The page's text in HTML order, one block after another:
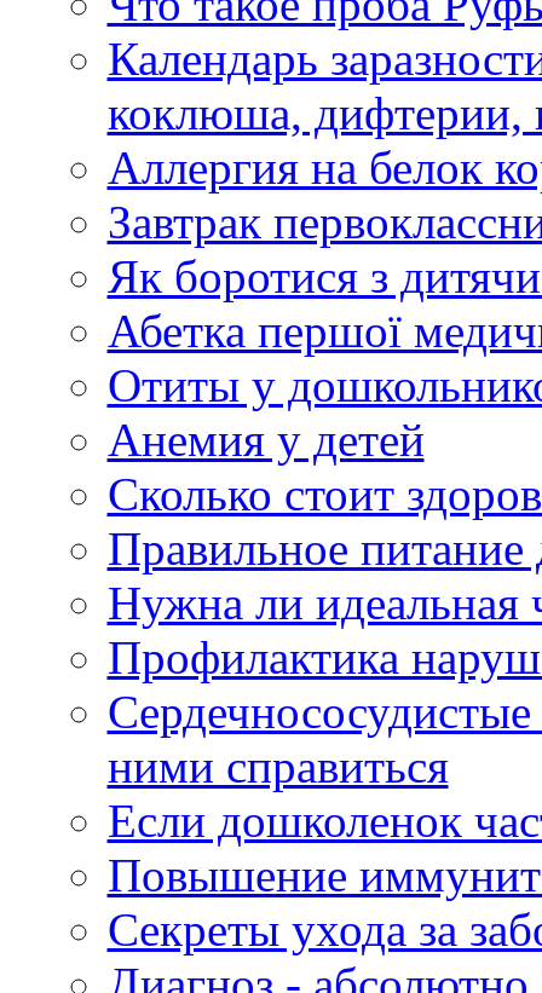
Календарь
коклюша, дифтерии,
Аллергия на белок
Завтрак
Як боротися з
Абетка першої
Отиты у
Анемия у детей
Сколько стоит
Правильное
Нужна ли идеальная
Профилактика
Сердечнососудистые
ними справиться
Если дошколенок
Повышение
Секреты ухода за